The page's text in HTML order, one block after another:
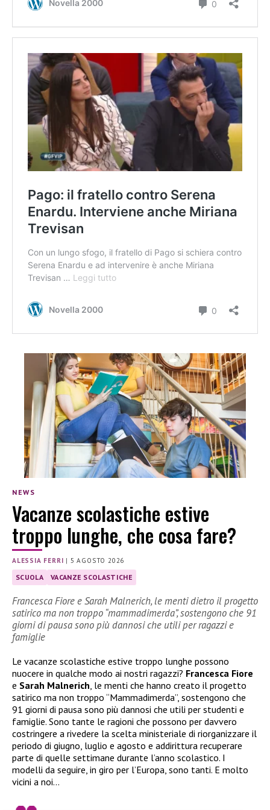
NEWS
Vacanze scolastiche estive
troppo lunghe, che cosa fare?
ALESSIA FERRI | 5 AGOSTO 2026
SCUOLA VACANZE SCOLASTICHE
Francesca Fiore e Sarah Malnerich, le menti dietro il progetto
satirico ma non troppo “mammadimerda”, sostengono che 91
giorni di pausa sono più dannosi che utili per ragazzi e
famiglie
Le vacanze scolastiche estive troppo lunghe possono
nuocere in qualche modo ai nostri ragazzi? Francesca Fiore
e Sarah Malnerich, le menti che hanno creato il progetto
satirico ma non troppo “Mammadimerda”, sostengono che
91 giorni di pausa sono più dannosi che utili per studenti e
famiglie. Sono tante le ragioni che possono per davvero
costringere a rivedere la scelta ministeriale di riorganizzare il
periodo di giugno, luglio e agosto e addirittura recuperare
parte di quelle settimane durante l’anno scolastico. I
modelli da seguire, in giro per l’Europa, sono tanti. E molto
vicini a noi…